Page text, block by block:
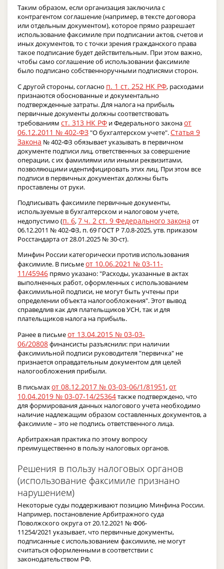
Таким образом, если организация заключила с
контрагентом соглашение (например, в тексте договора
или отдельным документом), которое прямо разрешает
использование факсимиле при подписании актов, счетов и
иных документов, то с точки зрения гражданского права
такое подписание будет действительным. При этом важно,
чтобы само соглашение об использовании факсимиле
было подписано собственноручными подписями сторон.
С другой стороны, согласно п. 1 ст. 252 НК РФ, расходами
признаются обоснованные и документально
подтвержденные затраты. Для налога на прибыль
первичные документы должны соответствовать
требованиям ст. 313 НК РФ и Федерального законаот
06.12.2011 № 402-ФЗ"О бухгалтерском учете".Статья 9
Закона № 402-ФЗ обязывает указывать в первичном
документе подписи лиц, ответственных за совершение
операции, с их фамилиями или иными реквизитами,
позволяющими идентифицировать этих лиц. При этом все
подписи в первичных документах должны быть
проставлены от руки.
Подписывать факсимиле первичные документы,
используемые в бухгалтерском и налоговом учете,
недопустимо (п. 6,7 ч. 2 ст. 9 Федерального закона от
06.12.2011 № 402-ФЗ, п. 69 ГОСТ Р 7.0.8-2025, утв. приказом
Росстандарта от 28.01.2025 № 30-ст).
Минфин России категорически против использования
факсимиле. В письмеот 10.06.2021 № 03-11-
11/45946 прямо указано: "Расходы, указанные в актах
выполненных работ, оформленных с использованием
факсимильной подписи, не могут быть учтены при
определении объекта налогообложения". Этот вывод
справедлив как для плательщиков УСН, так и для
плательщиков налога на прибыль.
Ранее в письмеот 13.04.2015 № 03-03-
06/20808финансисты разъяснили: при наличии
факсимильной подписи руководителя "первичка" не
признается оправдательным документом для целей
налогообложения прибыли.
В письмахот 08.12.2017 № 03-03-06/1/81951,от
10.04.2019 № 03-07-14/25364также подтверждено, что
для формирования данных налогового учета необходимо
наличие надлежащим образом составленных документов, а
факсимиле – это не подпись ответственного лица.
Арбитражная практика по этому вопросу
преимущественно в пользу налоговых органов.
Решения в пользу налоговых органов
(использование факсимиле признано
нарушением)
Некоторые суды поддерживают позицию Минфина России.
Например, постановление Арбитражного суда
Поволжского округа от 20.12.2021 № Ф06-
11254/2021 указывает, что первичные документы,
подписанные с использованием факсимиле, не могут
считаться оформленными в соответствии с
законодательством РФ.